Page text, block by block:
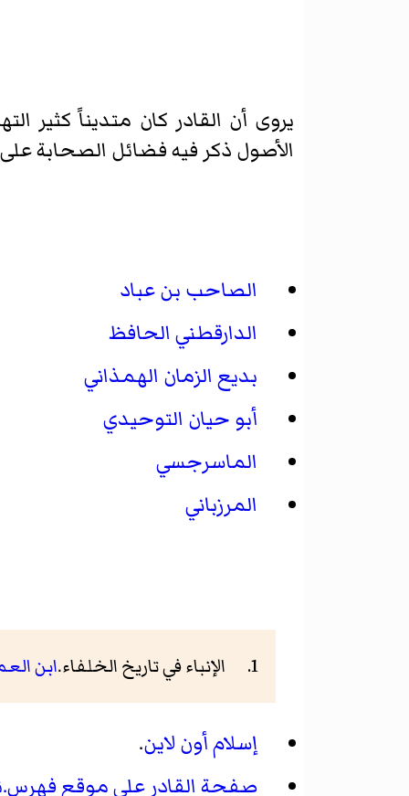
يروى أن القادر كان متديناً كثير
الأصول ذكر فيه فضائل الصحابة
الصاحب بن عباد
الدارقطني الحافظ
بديع الزمان الهمذاني
أبو حيان التوحيدي
الماسرجسي
المرزباني
الإنباء في تاريخ الخلفاء.ابن
إسلام أون لاين.
صفحة القادر على موقع